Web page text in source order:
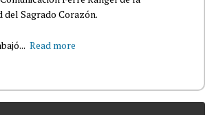
del Sagrado Corazón.
Read more